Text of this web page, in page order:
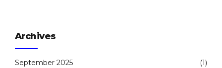
Archives
September 2025 (1)